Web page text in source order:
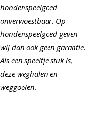
hondenspeelgoed
onverwoestbaar. Op
hondenspeelgoed geven
wij dan ook geen garantie.
Als een speeltje stuk is,
deze weghalen en
weggooien.